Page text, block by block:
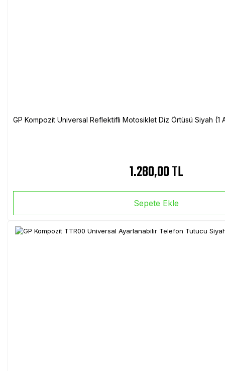
GP Kompozit Universal Reflektifli Motosiklet Diz Örtüsü Siyah
1.280,00 TL
Sepete Ekle